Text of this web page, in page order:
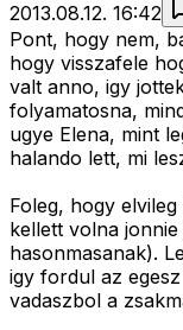
2013.08.12. 16:42
Pont, hogy nem,
hogy visszafele
valt anno, igy
folyamatosna,
ugye Elena, mint
halando lett, mi
Foleg, hogy
kellett volna
hasonmasanak).
igy fordul az
vadaszbol a